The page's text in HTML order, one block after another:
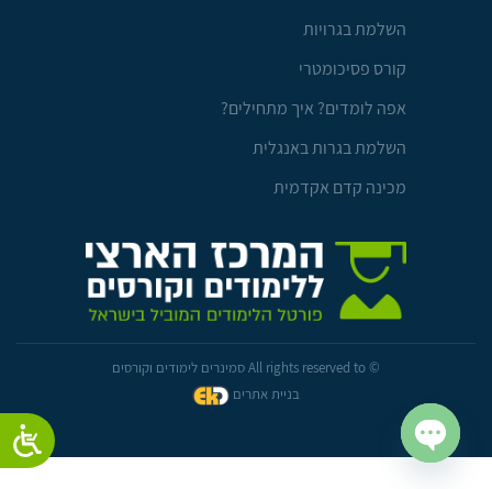
השלמת בגרויות
קורס פסיכומטרי
אפה לומדים? איך מתחילים?
השלמת בגרות באנגלית
מכינה קדם אקדמית
© All rights reserved to סמינרים לימודים וקורסים
בניית אתרים
Open chaty